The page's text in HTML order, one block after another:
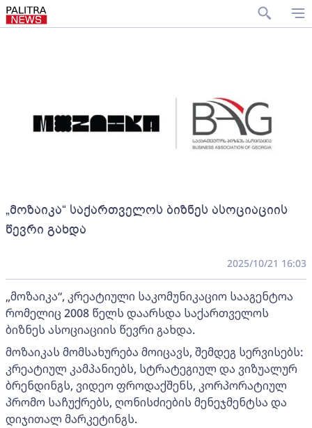
„მოზაიკა“ საქართველოს ბიზნეს ასოციაციის
წევრი გახდა
2025/10/21 16:03
„მოზაიკა“, კრეატიული საკომუნიკაციო სააგენტოა
რომელიც 2008 წელს დაარსდა საქართველოს
ბიზნეს ასოციაციის წევრი გახდა.
მოზაიკას მომსახურება მოიცავს, შემდეგ სერვისებს:
კრეატიულ კამპანიებს, სტრატეგიულ და ვიზუალურ
ბრენდინგს, ვიდეო ფროდაქშენს, კორპორატიულ
პრომო საჩუქრებს, ღონისძიების მენეჯმენტსა და
დიჯითალ მარკეტინგს.